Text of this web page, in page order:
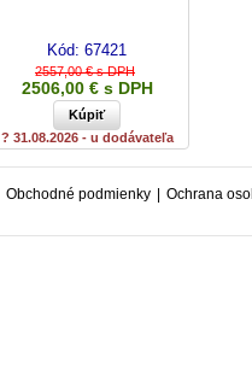
Kód: 67421
2557,00 € s DPH
2506,00 € s DPH
? 31.08.2026 - u dodávateľa
Obchodné podmienky | Ochrana